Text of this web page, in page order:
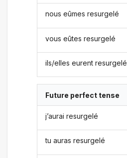
nous eûmes resurgelé
vous eûtes resurgelé
ils/elles eurent resurgelé
Future perfect tense
j’aurai resurgelé
tu auras resurgelé